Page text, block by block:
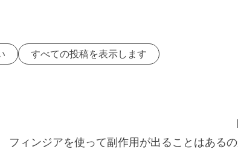
すべての投稿を表示します
フィンジアを使って副作用が出ることはあるの